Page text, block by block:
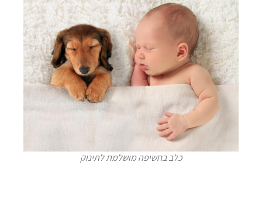
כלב בחשיפה מושלמת לתינוק